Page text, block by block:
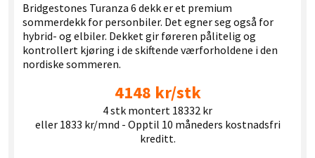
Bridgestones Turanza 6 dekk er et premium
sommerdekk for personbiler. Det egner seg også for
hybrid- og elbiler. Dekket gir føreren pålitelig og
kontrollert kjøring i de skiftende værforholdene i den
nordiske sommeren.
4148 kr/stk
4 stk montert 18332 kr
eller 1833 kr/mnd - Opptil 10 måneders kostnadsfri
kreditt.